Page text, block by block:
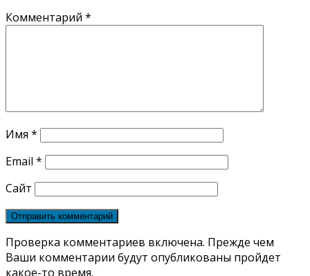
Комментарий *
Имя *
Email *
Сайт
Проверка комментариев включена. Прежде чем
Ваши комментарии будут опубликованы пройдет
какое-то время.